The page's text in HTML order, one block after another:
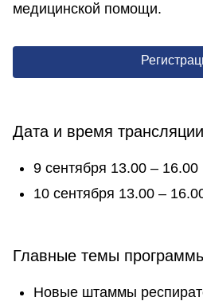
медицинской помощи.
Дата и время трансляции
9 сентября 13.00 – 16.00
10 сентября 13.00 –
Главные темы
Новые штаммы